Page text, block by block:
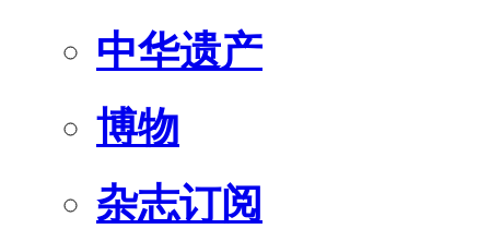
中华遗产
博物
杂志订阅